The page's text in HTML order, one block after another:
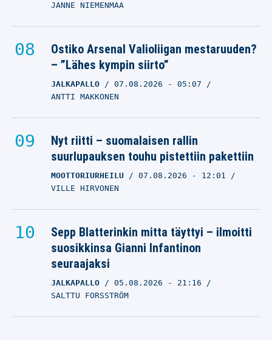
JANNE NIEMENMAA
Ostiko Arsenal Valioliigan mestaruuden?
– ”Lähes kympin siirto”
JALKAPALLO 07.08.2026 - 05:07
ANTTI MAKKONEN
Nyt riitti – suomalaisen rallin
suurlupauksen touhu pistettiin pakettiin
MOOTTORIURHEILU 07.08.2026 - 12:01
VILLE HIRVONEN
Sepp Blatterinkin mitta täyttyi – ilmoitti
suosikkinsa Gianni Infantinon
seuraajaksi
JALKAPALLO 05.08.2026 - 21:16
SALTTU FORSSTRÖM